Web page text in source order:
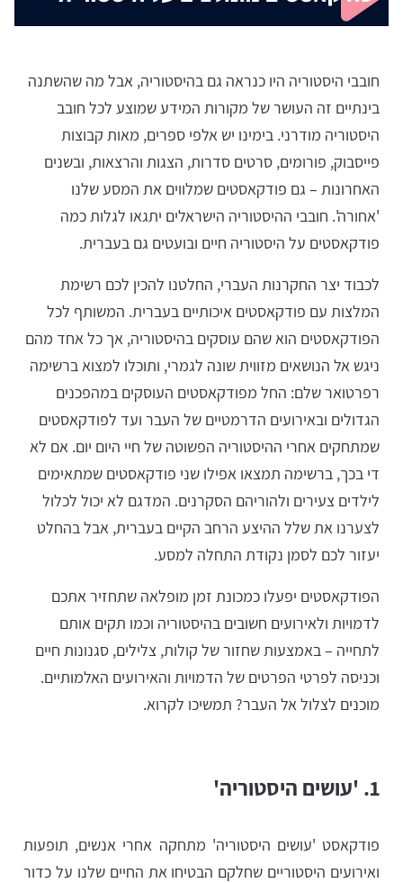
חובבי היסטוריה היו כנראה גם בהיסטוריה, אבל מה שהשתנה
בינתיים זה העושר של מקורות המידע שמוצע לכל חובב
היסטוריה מודרני. בימינו יש אלפי ספרים, מאות קבוצות
פייסבוק, פורומים, סרטים סדרות, הצגות והרצאות, ובשנים
האחרונות – גם פודקאסטים שמלווים את המסע שלנו
'אחורה'. חובבי ההיסטוריה הישראלים יתגאו לגלות כמה
פודקאסטים על היסטוריה חיים ובועטים גם בעברית.
לכבוד יצר החקרנות העברי, החלטנו להכין לכם רשימת
המלצות עם פודקאסטים איכותיים בעברית. המשותף לכל
הפודקאסטים הוא שהם עוסקים בהיסטוריה, אך כל אחד מהם
ניגש אל הנושאים מזווית שונה לגמרי, ותוכלו למצוא ברשימה
רפרטואר שלם: החל מפודקאסטים העוסקים במהפכנים
הגדולים ובאירועים הדרמטיים של העבר ועד לפודקאסטים
שמתחקים אחרי ההיסטוריה הפשוטה של חיי היום יום. אם לא
די בכך, ברשימה תמצאו אפילו שני פודקאסטים שמתאימים
לילדים צעירים ולהוריהם הסקרנים. המדגם לא יכול לכלול
לצערנו את שלל ההיצע הרחב הקיים בעברית, אבל בהחלט
יעזור לכם לסמן נקודת התחלה למסע.
הפודקאסטים יפעלו כמכונת זמן מופלאה שתחזיר אתכם
לדמויות ולאירועים חשובים בהיסטוריה וכמו תקים אותם
לתחייה – באמצעות שחזור של קולות, צלילים, סגנונות חיים
וכניסה לפרטי הפרטים של הדמויות והאירועים האלמותיים.
מוכנים לצלול אל העבר? תמשיכו לקרוא.
1. 'עושים היסטוריה'
פודקאסט 'עושים היסטוריה' מתחקה אחרי אנשים, תופעות
ואירועים היסטוריים שחלקם הבטיחו את החיים שלנו על כדור